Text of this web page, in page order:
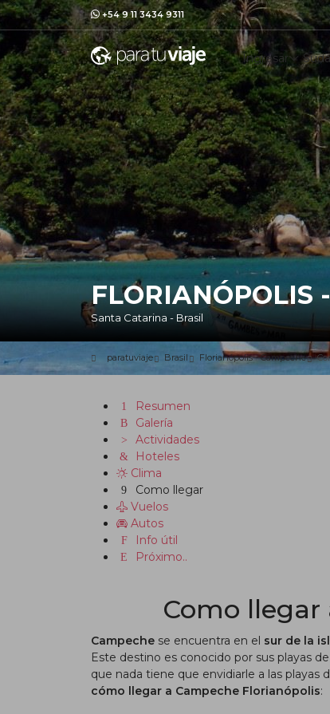
+54 9 11 3434 9311
Ingresar
FLORIANÓPOLIS
Santa Catarina - Brasil
paratuviaje Brasil Florianópolis - Campeche
Resumen
Galería
Actividades
Hoteles
Clima
Como llegar
Vuelos
Autos
Info útil
Próximo..
Como llegar
Campeche se encuentra en el sur de la
Este destino es conocido por sus playas
que nada tiene que envidiarle a las playas
cómo llegar a Campeche Florianópolis:​